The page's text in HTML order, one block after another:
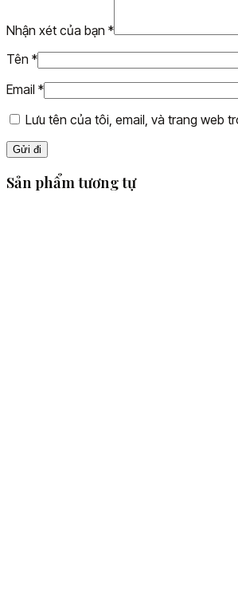
Nhận xét của bạn *
Tên *
Email *
Lưu tên của tôi, email, và trang web
Sản phẩm tương tự